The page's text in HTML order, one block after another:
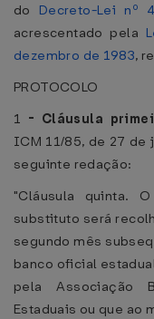
do Decreto-Lei nº
acrescentado pela
dezembro de 1983,
PROTOCOLO
1 - Cláusula
ICM 11/85, de 27 de
seguinte redação:
"Cláusula quinta.
substituto será
segundo mês
banco oficial
pela Associação
Estaduais ou que ao